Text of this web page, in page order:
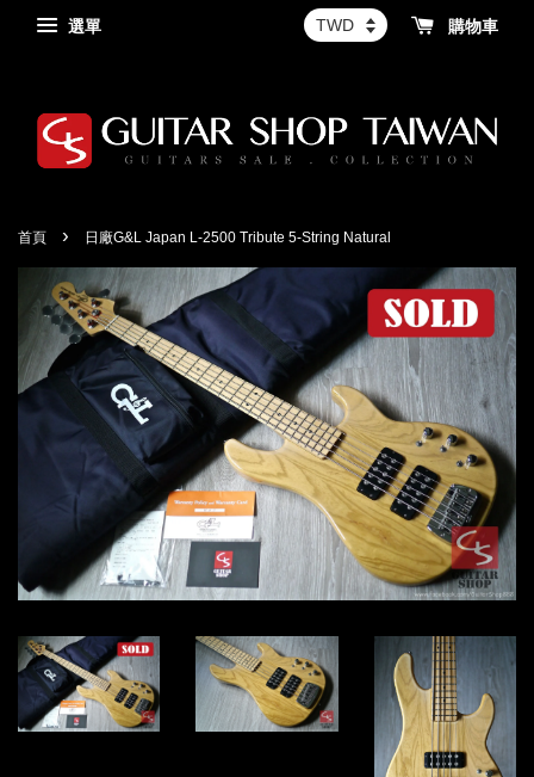
選單 購物車
首頁 › 日廠G&L Japan L-2500 Tribute 5-String Natural